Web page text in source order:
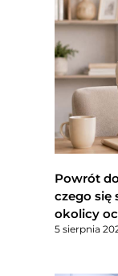
Powrót
czego się
okolicy
5 sierpnia